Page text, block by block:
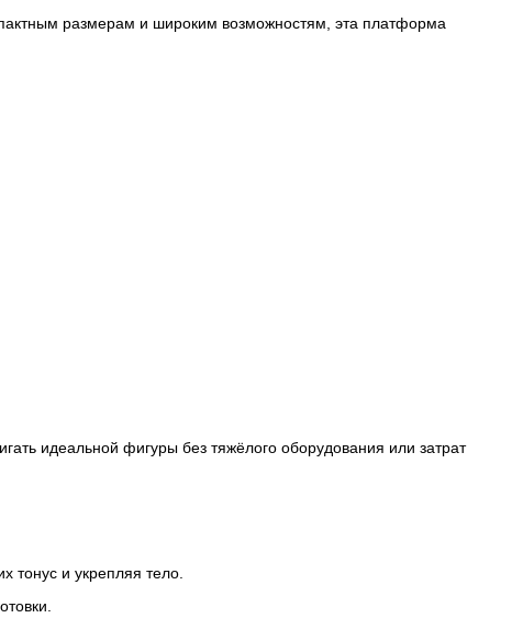
размерам и широким возможностям, эта платформа
идеальной фигуры без тяжёлого оборудования или затрат
и укрепляя тело.